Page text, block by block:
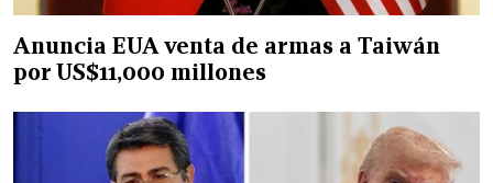
Anuncia EUA venta de armas a Taiwán
por US$11,000 millones